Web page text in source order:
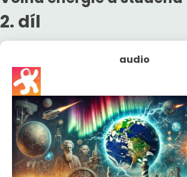
2. díl
audio